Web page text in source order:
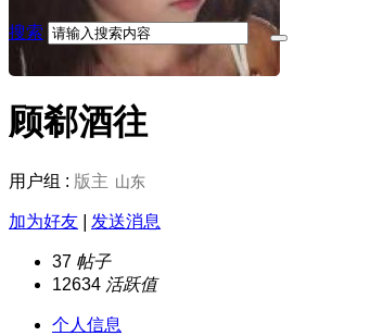
搜索
顾郗酒往
用户组 : 版主 山东
加为好友 发送消息
37 帖子
12634 活跃值
个人信息